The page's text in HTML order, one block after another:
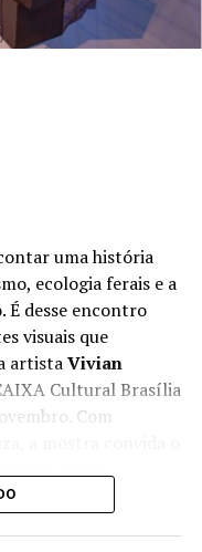
uma história
ecologia ferais e a
É desse encontro
visuais que
artistaVivian
Cultural Brasília
Com
a galeria em